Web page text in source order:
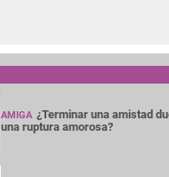
AMIGA ¿Terminar una amistad
una ruptura amorosa?